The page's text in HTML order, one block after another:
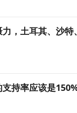
，土耳其、沙
持率应该是